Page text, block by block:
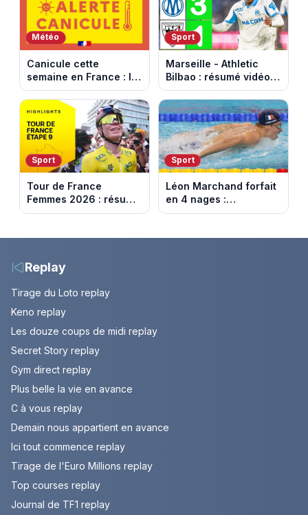
Météo
Canicule cette
semaine en France : le
pic de chaleur attendu
entre mercredi et jeudi
Sport
Marseille - Athletic
Bilbao : résumé vidéo
du match amical au
Stade Vélodrome (9
août 2026)
Sport
Tour de France
Femmes 2026 : résumé
vidéo de la dernière
Vollering remporte son
Sport
Léon Marchand forfait
en 4 nages :
découvrez son
aux Championnats
Replay
Tirage du Loto replay
Keno replay
Les douze coups de midi replay
Secret Story replay
Gym direct replay
Plus belle la vie en avance
C à vous replay
Demain nous appartient en avance
Ici tout commence replay
Tirage de l'Euro Millions replay
Top courses replay
Journal de TF1 replay